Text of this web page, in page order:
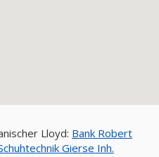
Lloyd: Bank Robert